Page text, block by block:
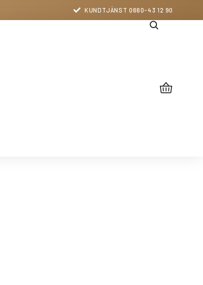
KUNDTJÄNST 0660-43 12 90